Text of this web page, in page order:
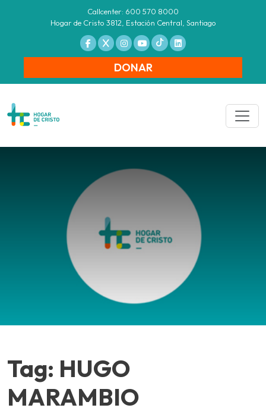
Callcenter: 600 570 8000
Hogar de Cristo 3812, Estación Central, Santiago
DONAR
Tag: HUGO
MARAMBIO